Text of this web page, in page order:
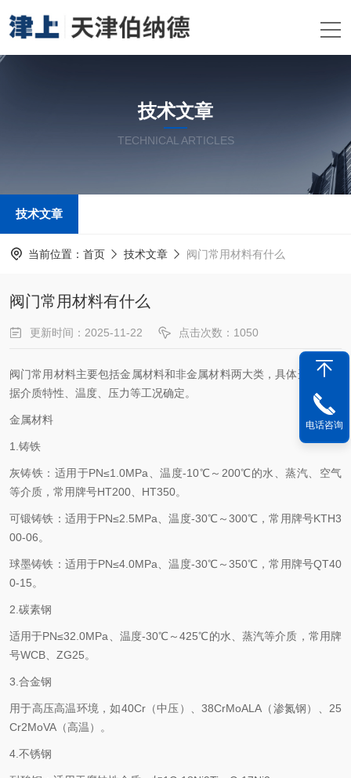
技术文章
TECHNICAL ARTICLES
技术文章
当前位置： 首页 技术文章 阀门常用材料有什么
阀门常用材料有什么
更新时间：2025-11-22 点击次数：1050
阀门常用材料主要包括金属材料和非金属材料两大类，具体选择需根
据介质特性、温度、压力等工况确定。
金属材料
1.‌铸铁‌
灰铸铁：适用于PN≤1.0MPa、温度-10℃～200℃的水、蒸汽、空气
等介质，常用牌号HT200、HT350。 ‌
可锻铸铁：适用于PN≤2.5MPa、温度-30℃～300℃，常用牌号KTH3
00-06。 ‌
球墨铸铁：适用于PN≤4.0MPa、温度-30℃～350℃，常用牌号QT40
0-15。 ‌
2.‌碳素钢‌
适用于PN≤32.0MPa、温度-30℃～425℃的水、蒸汽等介质，常用牌
号WCB、ZG25。 ‌
‌3.合金钢‌
用于高压高温环境，如40Cr（中压）、38CrMoALA（渗氮钢）、25
Cr2MoVA（高温）。 ‌
4.不锈钢‌
电话咨询